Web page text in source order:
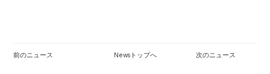
前のニュース Newsトップへ 次のニュース